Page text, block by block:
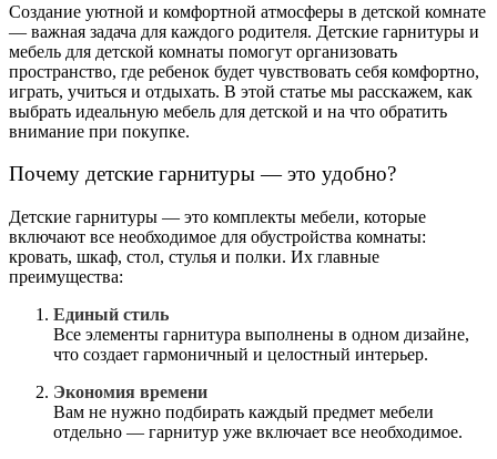
Создание уютной и комфортной атмосферы в детской комнате
— важная задача для каждого родителя. Детские гарнитуры и
мебель для детской комнаты помогут организовать
пространство, где ребенок будет чувствовать себя комфортно,
играть, учиться и отдыхать. В этой статье мы расскажем, как
выбрать идеальную мебель для детской и на что обратить
внимание при покупке.
Почему детские гарнитуры — это удобно?
Детские гарнитуры — это комплекты мебели, которые
включают все необходимое для обустройства комнаты:
кровать, шкаф, стол, стулья и полки. Их главные
преимущества:
Единый стиль
Все элементы гарнитура выполнены в одном дизайне,
что создает гармоничный и целостный интерьер.
Экономия времени
Вам не нужно подбирать каждый предмет мебели
отдельно — гарнитур уже включает все необходимое.